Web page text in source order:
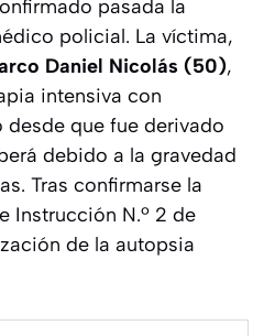
pasada la
policial. La víctima,
Daniel Nicolás (50),
intensiva con
que fue derivado
debido a la gravedad
Tras confirmarse la
Instrucción N.º 2 de
de la autopsia